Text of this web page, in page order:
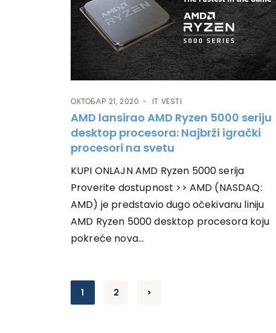
ОКТОБАР 21, 2020 IT VESTI
AMD lansirao AMD Ryzen 5000 seriju
desktop procesora: Najbrži igrački
procesori na svetu
KUPI ONLAJN AMD Ryzen 5000 serija
Proverite dostupnost >> AMD (NASDAQ:
AMD) je predstavio dugo očekivanu liniju
AMD Ryzen 5000 desktop procesora koju
pokreće nova...
Пагинација
1 2 >